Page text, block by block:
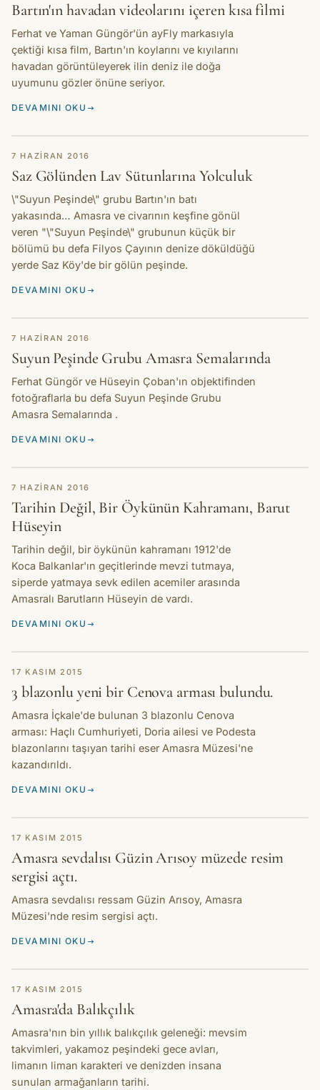
Bartın'ın havadan videolarını içeren kısa filmi
Ferhat ve Yaman Güngör'ün ayFly markasıyla
çektiği kısa film, Bartın'ın koylarını ve kıyılarını
havadan görüntüleyerek ilin deniz ile doğa
uyumunu gözler önüne seriyor.
DEVAMINI OKU
HIKAYE
7 HAZIRAN 2016
Saz Gölünden Lav Sütunlarına Yolculuk
\"Suyun Peşinde\" grubu Bartın'ın batı
yakasında… Amasra ve civarının keşfine gönül
veren "‎\"Suyun Peşinde\" grubunun küçük bir
bölümü bu defa Filyos Çayının denize döküldüğü
yerde Saz Köy'de bir gölün peşinde.
DEVAMINI OKU
HIKAYE
7 HAZIRAN 2016
Suyun Peşinde Grubu Amasra Semalarında
Ferhat Güngör ve Hüseyin Çoban'ın objektifinden
fotoğraflarla bu defa Suyun Peşinde Grubu
Amasra Semalarında .
DEVAMINI OKU
HIKAYE
7 HAZIRAN 2016
Tarihin Değil, Bir Öykünün Kahramanı, Barut
Hüseyin
Tarihin değil, bir öykünün kahramanı 1912'de
Koca Balkanlar'ın geçitlerinde mevzi tutmaya,
siperde yatmaya sevk edilen acemiler arasında
Amasralı Barutların Hüseyin de vardı.
DEVAMINI OKU
HIKAYE
17 KASIM 2015
3 blazonlu yeni bir Cenova arması bulundu.
Amasra İçkale'de bulunan 3 blazonlu Cenova
arması: Haçlı Cumhuriyeti, Doria ailesi ve Podesta
blazonlarını taşıyan tarihi eser Amasra Müzesi'ne
kazandırıldı.
DEVAMINI OKU
HIKAYE
17 KASIM 2015
Amasra sevdalısı Güzin Arısoy müzede resim
sergisi açtı.
Amasra sevdalısı ressam Güzin Arısoy, Amasra
Müzesi'nde resim sergisi açtı.
DEVAMINI OKU
HIKAYE
17 KASIM 2015
Amasra'da Balıkçılık
Amasra'nın bin yıllık balıkçılık geleneği: mevsim
takvimleri, yakamoz peşindeki gece avları,
limanın liman karakteri ve denizden insana
sunulan armağanların tarihi.